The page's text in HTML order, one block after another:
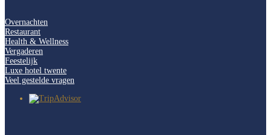
Overnachten
Restaurant
Health & Wellness
Vergaderen
Feestelijk
Luxe hotel twente
Veel gestelde vragen